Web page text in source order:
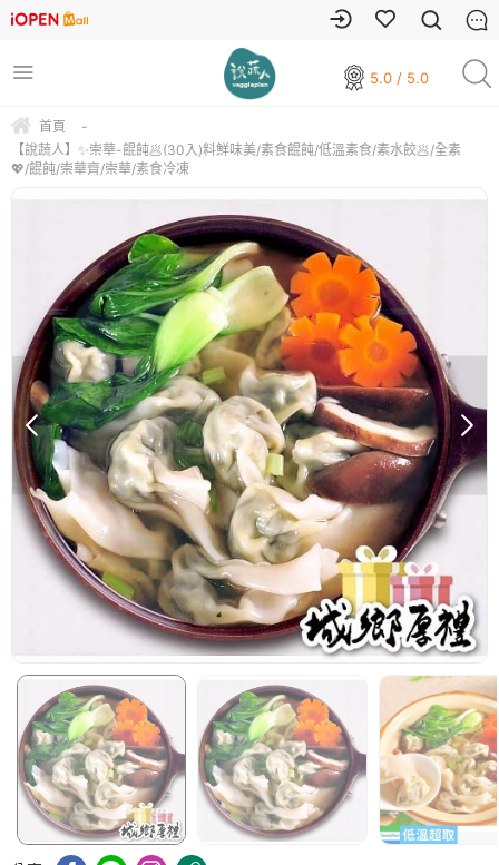
5.0 / 5.0
首頁
-
【說蔬人】✨崇華-餛飩🥟(30入)料鮮味美/素食餛飩/低溫素食/素水餃🥟/全素
💖/餛飩/崇華齊/崇華/素食冷凍